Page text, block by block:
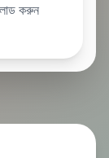
করুন